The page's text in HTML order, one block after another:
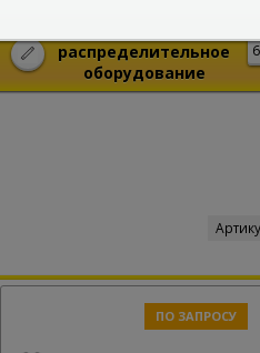
распределительное
оборудование
ПО ЗАПРОСУ